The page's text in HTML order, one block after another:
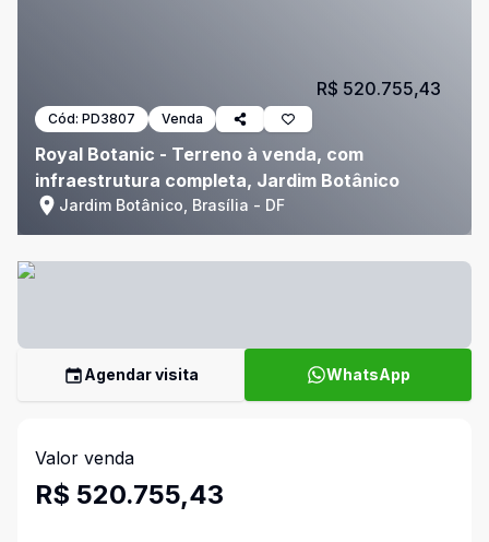
Cód: PD3807 Venda
Royal Botanic - Terreno à venda, com
infraestrutura completa, Jardim Botânico
Jardim Botânico, Brasília - DF
R$ 520.755,43
Agendar visita WhatsApp
Valor venda
R$ 520.755,43